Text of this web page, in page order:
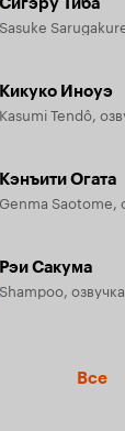
Sasuke
Кикуко Иноуэ
Kasumi Tendô,
Кэнъити Огата
Genma Saotome,
Рэи Сакума
Shampoo, озвучка
Все